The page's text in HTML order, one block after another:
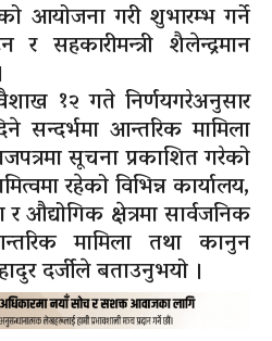
आयोजना गरी शुभारम्भ गर्ने
सहकारीमन्त्री शैलेन्द्रमान
१२ गते निर्णयगरेअनुसार
सन्दर्भमा आन्तरिक मामिला
सूचना प्रकाशित गरेको
रहेको विभिन्न कार्यालय,
औद्योगिक क्षेत्रमा सार्वजनिक
मामिला तथा कानुन
दर्जीले बताउनुभयो ।